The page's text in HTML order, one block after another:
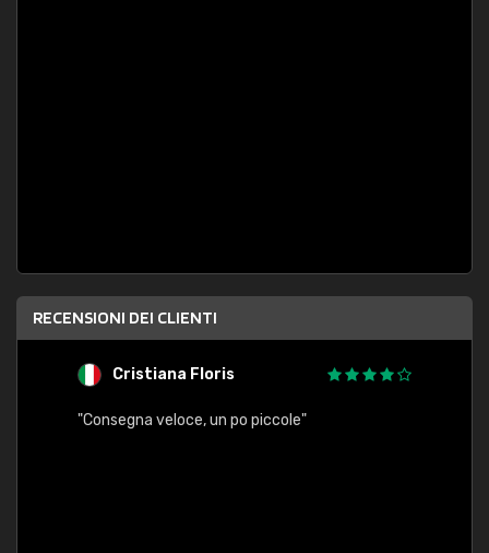
RECENSIONI DEI CLIENTI
Cristiana Floris
"Consegna veloce, un po piccole"